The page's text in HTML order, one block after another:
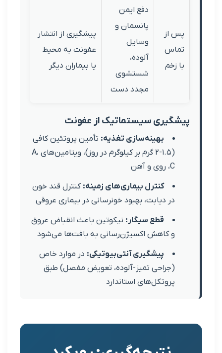
وسایل
شستشوی
پیشگیری از انتشار
عفونت به محیط
یا بیماران دیگر
سیستماتیک از عفونت
بهینه‌سازی تغذیه:تأمین پروتئین کافی
(۱.۵-۲ گرم بر کیلوگرم در روز)، ویتامین‌های A،
کنترل بیماری‌های زمینه:کنترل قند خون
دیابت، بهبود خونرسانی در بیماری عروقی
قطع سیگار:نیکوتین باعث انقباض عروق
کاهش اکسیژن‌رسانی به بافت‌ها می‌شود
پیشگیری آنتی‌بیوتیکی:در موارد خاص
تمیز-آلوده، تعویض مفصل) طبق
استاندارد